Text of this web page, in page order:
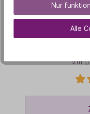
5 ml
Nur
Alle